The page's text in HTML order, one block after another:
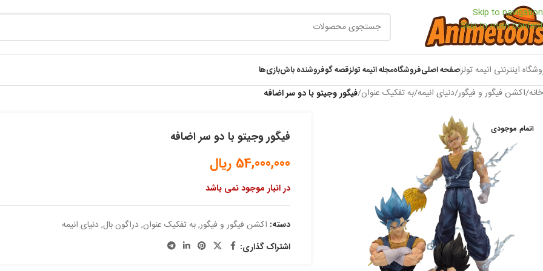
Skip to navigation
Skip to main content
اینترنتی انیمه تولزصفحه اصلیفروشگاهمجله انیمه تولزقصه گوفروشنده باشبازی‌ها
خانه/اکشن فیگور و فیگور/دنیای انیمه/به تفکیک عنوان/فیگور وجیتو با دو سر اضافه
اتمام موجودی فیگور وجیتو با دو سر اضافه
54,000,000 ریال
در انبار موجود نمی باشد
دسته: اکشن فیگور و فیگور,به تفکیک عنوان,دراگون بال,دنیای انیمه
اشتراک گذاری: